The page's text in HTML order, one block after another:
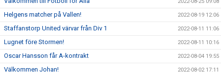
Helgens matcher på Vallen! 2022-08-19 12:06
Staffanstorp United värvar från Div 1 2022-08-11 11:06
Lugnet före Stormen! 2022-08-11 10:16
Oscar Hansson får A-kontrakt 2022-08-04 19:55
Välkommen Johan! 2022-08-02 17:11